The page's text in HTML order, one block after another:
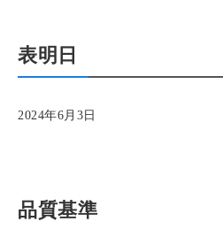
表明日
2024年6月3日
品質基準